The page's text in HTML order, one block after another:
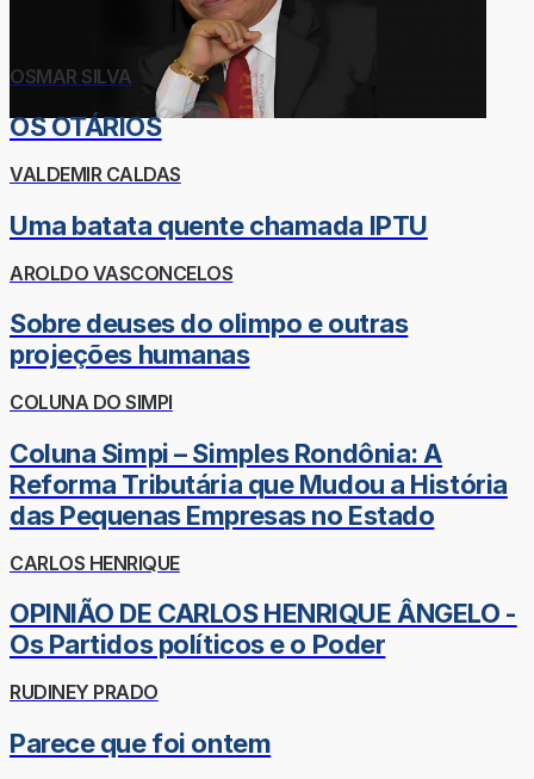
OSMAR SILVA
OS OTÁRIOS
VALDEMIR CALDAS
Uma batata quente chamada IPTU
AROLDO VASCONCELOS
Sobre deuses do olimpo e outras
projeções humanas
COLUNA DO SIMPI
Coluna Simpi – Simples Rondônia: A
Reforma Tributária que Mudou a História
das Pequenas Empresas no Estado
CARLOS HENRIQUE
OPINIÃO DE CARLOS HENRIQUE ÂNGELO -
Os Partidos políticos e o Poder
RUDINEY PRADO
Parece que foi ontem